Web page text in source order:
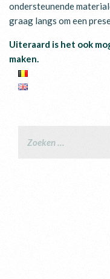
ondersteunende
graag langs om een
Uiteraard is het ook
maken.